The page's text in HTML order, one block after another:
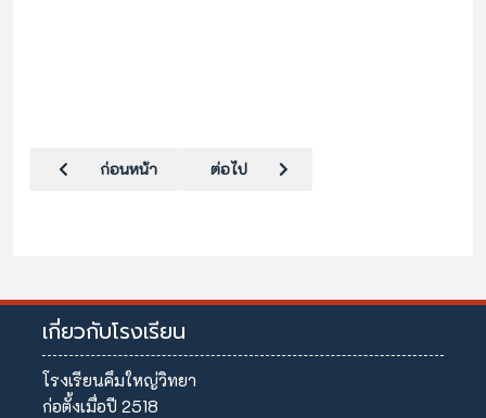
เนื้อหาก่อนหน้า: เขตพื้นที่บริการ
ก่อนหน้า เนื้อหาถัดไป: ประวัติโรงเรียน
ต่อไป
เกี่ยวกับโรงเรียน
โรงเรียนคึมใหญ่วิทยา
ก่อตั้งเมื่อปี 2518